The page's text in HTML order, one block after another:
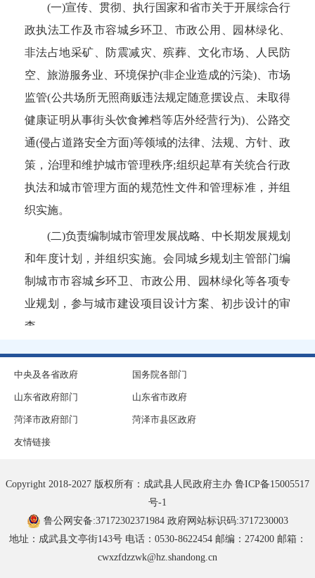
成武县审计局
成武县工业和信息化局
成武县市场监督管理局
成武县水务局
成武县教育和体育局
成武县自然资源和规划局
成武县综合行政执法局
成武县苟村集镇人民政府
成武县白浮图镇人民政府
(一)宣传、贯彻、执行国家和省市关于开展综合行
政执法工作及市容城乡环卫、市政公用、园林绿化、
非法占地采矿、防震减灾、殡葬、文化市场、人民防
空、旅游服务业、环境保护(非企业造成的污染)、市场
监管(公共场所无照商贩违法规定随意摆设点、未取得
健康证明从事街头饮食摊档等店外经营行为)、公路交
通(侵占道路安全方面)等领域的法律、法规、方针、政
策，治理和维护城市管理秩序;组织起草有关统合行政
执法和城市管理方面的规范性文件和管理标准，并组
织实施。
(二)负责编制城市管理发展战略、中长期发展规划
和年度计划，并组织实施。会同城乡规划主管部门编
制城市市容城乡环卫、市政公用、园林绿化等各项专
业规划，参与城市建设项目设计方案、初步设计的审
查。
(三)负责组织指导、统筹协调、监督检查、综合考
评全县城市管理与综合行政执法工作:统筹协调、监督
考核镇(街道)城市管理与综合行政执法工作。
(四)负责全县市容城乡环卫、市政公用、园林绿化
等基础设施的管理:会同财政部门编制城市管理维护和
负责全县市容城乡环卫、市政公用、园林绿化业务指
导。
(五)负责全县燃气、热力、城区节水、城区污水处
理、城市供水等城市市政公用事业的行业管理工作。
中央及各省政府 国务院各部门
山东省政府部门 山东省市政府
菏泽市政府部门 菏泽市县区政府
友情链接
Copyright 2018-2027 版权所有：成武县人民政府主办 鲁ICP备15005517
号-1
鲁公网安备:37172302371984 政府网站标识码:3717230003
地址：成武县文亭街143号 电话：0530-8622454 邮编：274200 邮箱：
cwxzfdzzwk@hz.shandong.cn